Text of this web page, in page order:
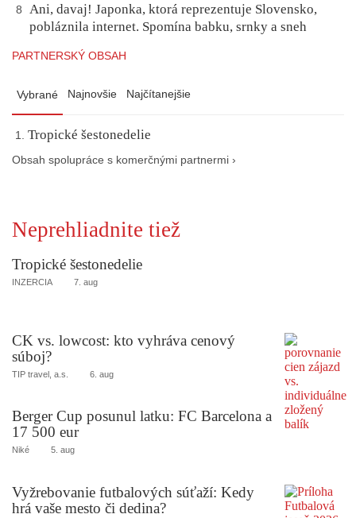
8
Ani, davaj! Japonka, ktorá reprezentuje Slovensko,
pobláznila internet. Spomína babku, srnky a sneh
PARTNERSKÝ OBSAH
Vybrané Najnovšie Najčítanejšie
Tropické šestonedelie
Obsah spolupráce s komerčnými partnermi ›
Neprehliadnite tiež
Tropické šestonedelie
INZERCIA 7. aug
CK vs. lowcost: kto vyhráva cenový
súboj?
TIP travel, a.s. 6. aug
Berger Cup posunul latku: FC Barcelona a
17 500 eur
Niké 5. aug
Vyžrebovanie futbalových súťaží: Kedy
hrá vaše mesto či dedina?